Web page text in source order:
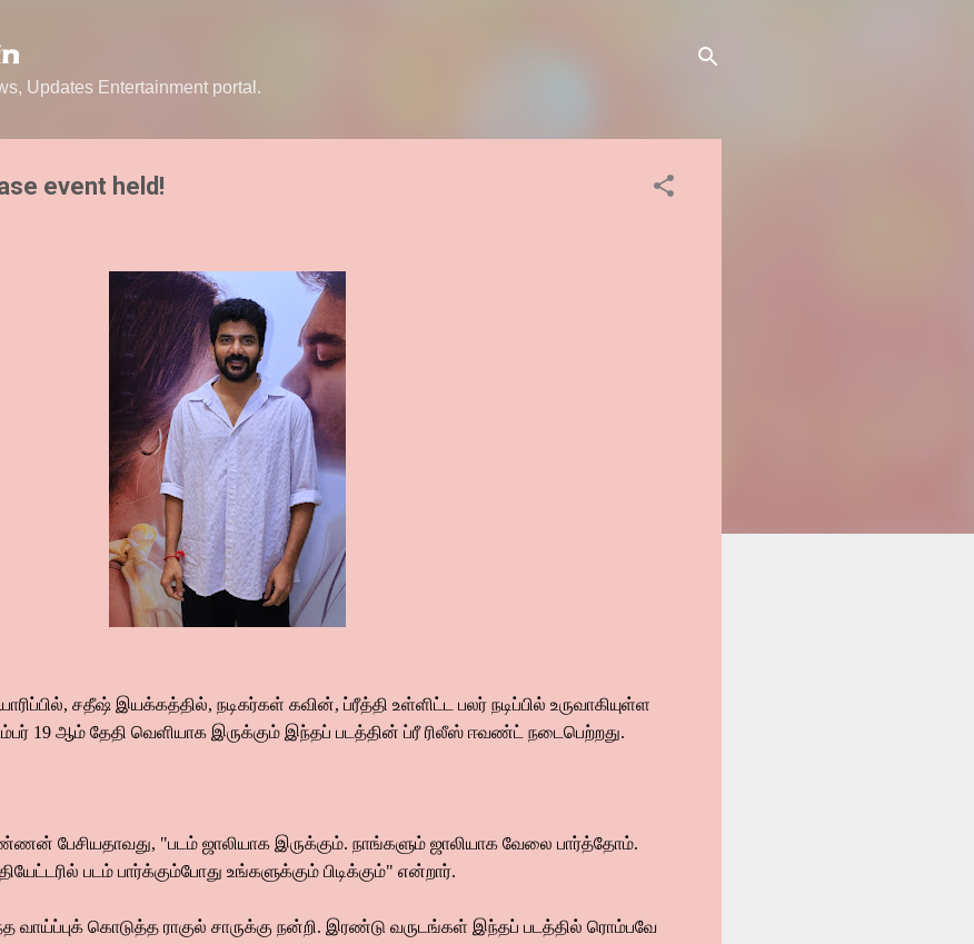
Updates Entertainment portal.
event held!
சதீஷ் இயக்கத்தில், நடிகர்கள் கவின், ப்ரீத்தி உள்ளிட்ட பலர் நடிப்பில் உருவாகியுள்ள
19 ஆம் தேதி வெளியாக இருக்கும் இந்தப் படத்தின் ப்ரீ ரிலீஸ் ஈவண்ட் நடைபெற்றது.
பேசியதாவது, "படம் ஜாலியாக இருக்கும். நாங்களும் ஜாலியாக வேலை பார்த்தோம்.
தியேட்டரில் படம் பார்க்கும்போது உங்களுக்கும் பிடிக்கும்" என்றார்.
வாய்ப்புக் கொடுத்த ராகுல் சாருக்கு நன்றி. இரண்டு வருடங்கள் இந்தப் படத்தில் ரொம்பவே